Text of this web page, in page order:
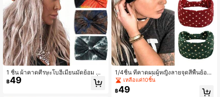
1 ชิ้น ผ้าคาดศีรษะโบฮีเมียนมัดย้อม สำ
หรับผู้หญิงและเด็กหญิง - ยืดหยุ่นไม่ลื่น
เหมาะสำหรับการออกกำลังกาย โยคะ ผ้
฿49
1/4ชิ้น ที่คาดผมผู้หญิงลายจุดสีพื้นย้อน
ยุคคลาสสิก เครื่องประดับผม ผ้าโพกหัว
แฟชั่นเรียบง่ายลายจุด เหมาะสำหรับกี
ฬา, โยคะ, ผ้าพันคอผู้หญิงสำหรับสวมใ
เหลือแค่10ชิ้น
฿49